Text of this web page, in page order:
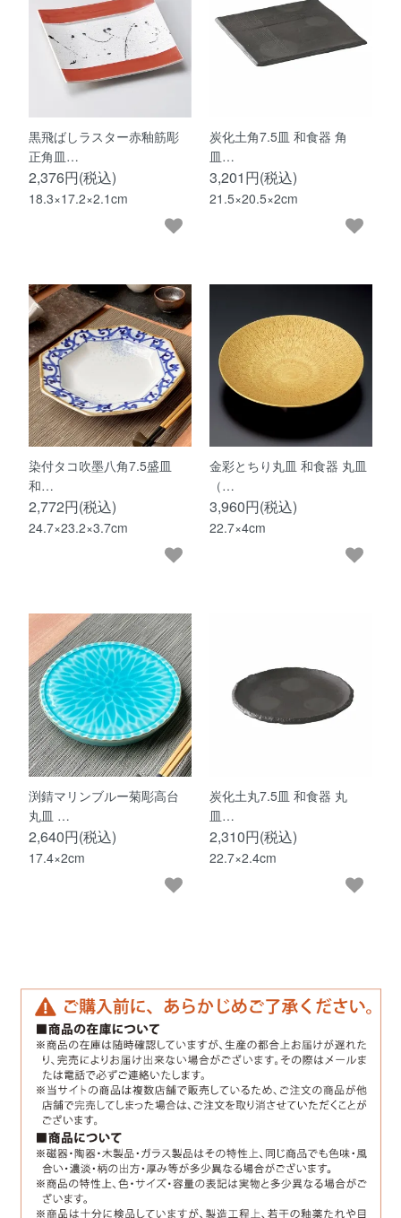
黒飛ばしラスター赤釉筋彫
正角皿…
2,376円(税込)
18.3×17.2×2.1cm
炭化土角7.5皿 和食器 角
皿…
3,201円(税込)
21.5×20.5×2cm
染付タコ吹墨八角7.5盛皿
和…
2,772円(税込)
24.7×23.2×3.7cm
金彩とちり丸皿 和食器 丸皿
（…
3,960円(税込)
22.7×4cm
渕錆マリンブルー菊彫高台
丸皿 …
2,640円(税込)
17.4×2cm
炭化土丸7.5皿 和食器 丸
皿…
2,310円(税込)
22.7×2.4cm